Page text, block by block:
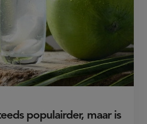
populairder, maar is